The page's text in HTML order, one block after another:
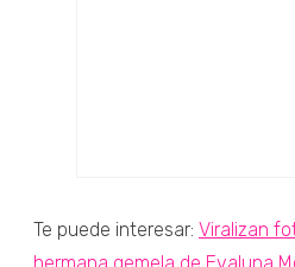
Te puede interesar: Viralizan